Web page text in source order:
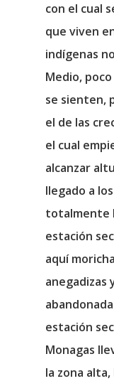
con el cual
que viven
indígenas
Medio,
se sienten,
el de las
el cual
alcanzar
llegado a
totalmente
estación
aquí
anegadizas
estación
Monagas
la zona